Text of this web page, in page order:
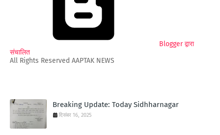
Blogger द्वारा
संचालित
All Rights Reserved AAPTAK NEWS
Breaking Update: Today Sidhharnagar
दिसंबर 16, 2025